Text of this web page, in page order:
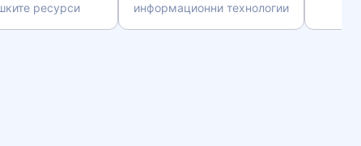
ресурси
информационни технологии